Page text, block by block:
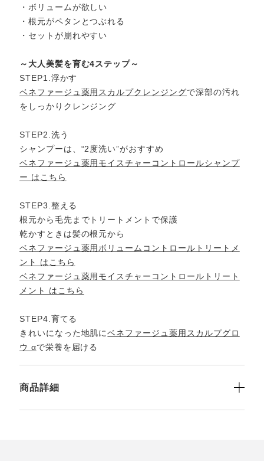
・ボリュームが欲しい
・根元がペタンとつぶれる
・セットが崩れやすい
～大人美髪を育む4ステップ～
STEP1.浮かす
ベネファージュ薬用スカルプクレンジングで深部の汚れ
をしっかりクレンジング
STEP2.洗う
シャンプーは、“2度洗い”がおすすめ
ベネファージュ薬用モイスチャーコントロールシャンプ
ー はこちら
STEP3.整える
根元から毛先までトリートメントで保護
乾かすときは髪の根元から
ベネファージュ薬用ボリュームコントロールトリートメ
ント はこちら
ベネファージュ薬用モイスチャーコントロールトリート
メント はこちら
STEP4.育てる
きれいになった地肌にベネファージュ薬用スカルプグロ
ウ αで栄養を届ける
商品詳細